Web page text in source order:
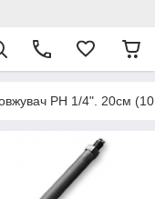
РН 1/4". 20см